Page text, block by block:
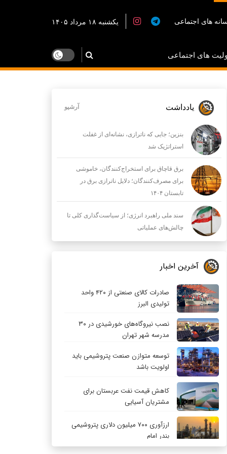
های اجتماعی یکشنبه ۱۸ مرداد ۱۴۰۵
های اجتماعی
یادداشت آرشیو
بنزین؛ جایی که ناترازی، نشانه‌ای از غفلت
استراتژیک شد
برق قاچاق برای استخراج‌کنندگان، خاموشی
برای مصرف‌کنندگان؛ دلایل ناترازی برق در
تابستان ۱۴۰۴
سند ملی راهبرد انرژی؛ از سیاست‌گذاری کلی تا
چالش‌های عملیاتی
آخرین اخبار
صادرات کالای صنعتی از ۴۲۰ واحد
تولیدی البرز
نصب نیروگاه‌های خورشیدی در ۳۰
مدرسه شهر تهران
توسعه متوازن صنعت پتروشیمی باید
اولویت باشد
کاهش قیمت نفت عربستان برای
مشتریان آسیایی
ارزآوری ۷۰۰ میلیون دلاری پتروشیمی
بندر امام